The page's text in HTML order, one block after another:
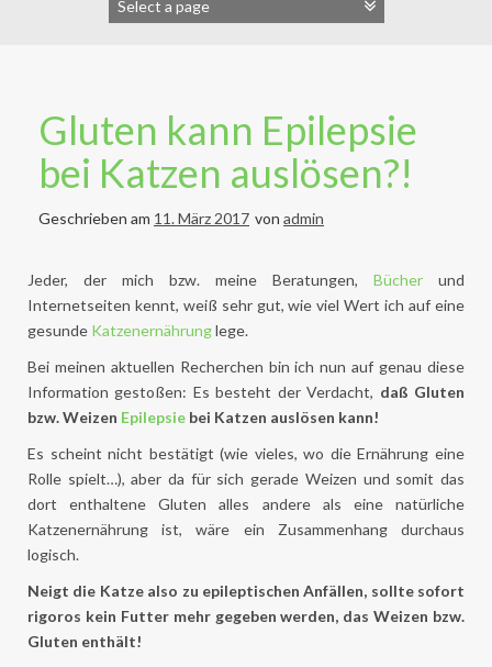
Gluten kann Epilepsie
bei Katzen auslösen?!
Geschrieben am 11. März 2017 von admin
Jeder, der mich bzw. meine Beratungen, Bücher und
Internetseiten kennt, weiß sehr gut, wie viel Wert ich auf eine
gesunde Katzenernährunglege.
Bei meinen aktuellen Recherchen bin ich nun auf genau diese
Information gestoßen: Es besteht der Verdacht, daß Gluten
bzw. Weizen Epilepsie bei Katzen auslösen kann!
Es scheint nicht bestätigt (wie vieles, wo die Ernährung eine
Rolle spielt…), aber da für sich gerade Weizen und somit das
dort enthaltene Gluten alles andere als eine natürliche
Katzenernährung ist, wäre ein Zusammenhang durchaus
logisch.
Neigt die Katze also zu epileptischen Anfällen, sollte sofort
rigoros kein Futter mehr gegeben werden, das Weizen bzw.
Gluten enthält!